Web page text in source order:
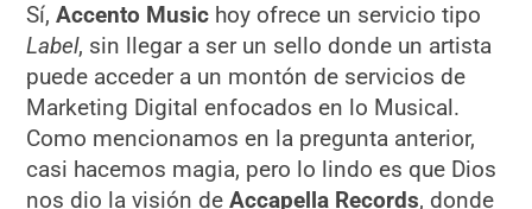
Sí,Accento Music hoy ofrece un servicio tipo
Label, sin llegar a ser un sello donde un artista
puede acceder a un montón de servicios de
Marketing Digital enfocados en lo Musical.
Como mencionamos en la pregunta anterior,
casi hacemos magia, pero lo lindo es que Dios
nos dio la visión deAccapella Records, donde